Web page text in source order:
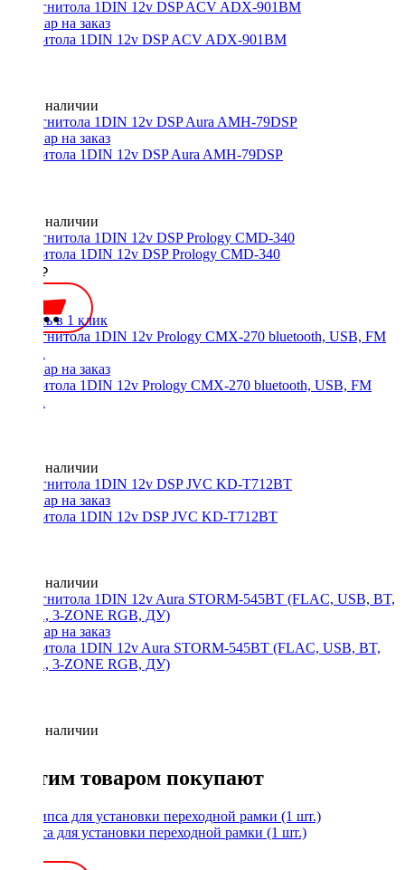
Магнитола 1DIN 12v DSP ACV ADX-901BM
Нет в наличии
Магнитола 1DIN 12v DSP Aura AMH-79DSP
Нет в наличии
Магнитола 1DIN 12v DSP Prology CMD-340
5690 ₽
Купить в 1 клик
Магнитола 1DIN 12v Prology CMX-270 bluetooth, USB, FM
Нет в наличии
Магнитола 1DIN 12v DSP JVC KD-T712BT
Нет в наличии
Магнитола 1DIN 12v Aura STORM-545BT (FLAC, USB, BT,
3RCA, 3-ZONE RGB, ДУ)
Нет в наличии
С этим товаром покупают
Клипса для установки переходной рамки (1 шт.)